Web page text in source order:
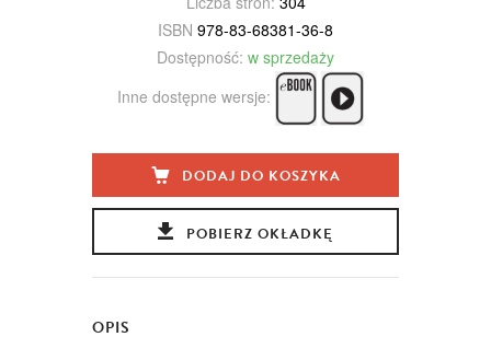
ISBN 978-83-68381-36-8
Dostępność: w sprzedaży
Inne dostępne wersje:
DODAJ DO KOSZYKA
POBIERZ OKŁADKĘ
OPIS